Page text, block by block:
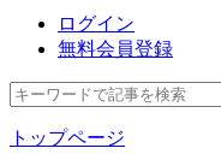
ログイン
無料会員登録
トップページ